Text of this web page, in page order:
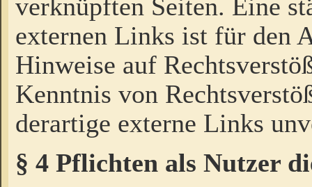
verknüpften Seiten. Eine
externen Links ist für den
Hinweise auf
Kenntnis von
derartige externe Links
§ 4 Pflichten als Nutzer